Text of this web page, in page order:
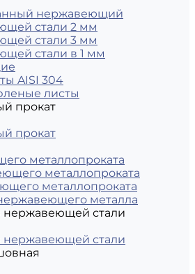
нержавеющий
стали 2 мм
стали 3 мм
стали в 1 мм
AISI 304
листы
прокат
прокат
металлопроката
металлопроката
металлопроката
металла
нержавеющей стали
нержавеющей стали